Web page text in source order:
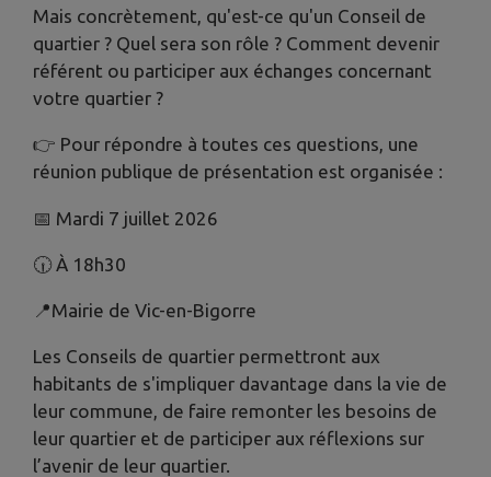
Mais concrètement, qu'est-ce qu'un Conseil de
quartier ? Quel sera son rôle ? Comment devenir
référent ou participer aux échanges concernant
votre quartier ?
👉 Pour répondre à toutes ces questions, une
réunion publique de présentation est organisée :
📅 Mardi 7 juillet 2026
🕡 À 18h30
📍Mairie de Vic-en-Bigorre
Les Conseils de quartier permettront aux
habitants de s'impliquer davantage dans la vie de
leur commune, de faire remonter les besoins de
leur quartier et de participer aux réflexions sur
l’avenir de leur quartier.